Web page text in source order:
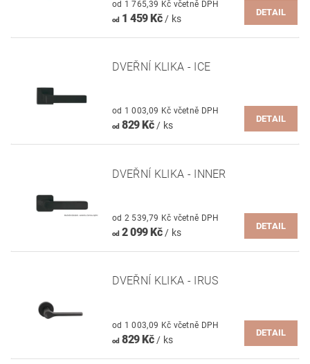
od 1 765,39 Kč včetně DPH
od1 459 Kč / ks
DETAIL
DVEŘNÍ KLIKA - ICE
od 1 003,09 Kč včetně DPH
od829 Kč/ ks
DETAIL
DVEŘNÍ KLIKA - INNER
od 2 539,79 Kč včetně DPH
od2 099 Kč / ks
DETAIL
DVEŘNÍ KLIKA - IRUS
od 1 003,09 Kč včetně DPH
od829 Kč / ks
DETAIL